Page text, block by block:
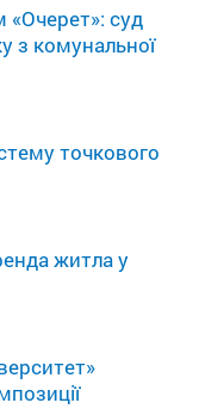
суд
з комунальної
точкового
житла у